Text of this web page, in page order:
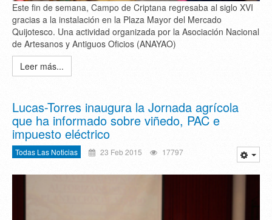
Este fin de semana, Campo de Criptana regresaba al siglo XVI
gracias a la instalación en la Plaza Mayor del Mercado
Quijotesco. Una actividad organizada por la Asociación Nacional
de Artesanos y Antiguos Oficios (ANAYAO)
Leer más...
Lucas-Torres inaugura la Jornada agrícola
que ha informado sobre viñedo, PAC e
impuesto eléctrico
Todas Las Noticias 23 Feb 2015 17797